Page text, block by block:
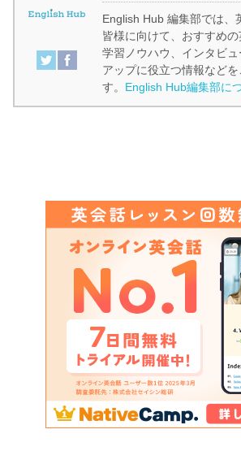
English Hub 編集部では、
皆様に向けて、おすすめ
学習ノウハウ、インタビ
アップに役立つ情報など
す。 English Hub編集部に